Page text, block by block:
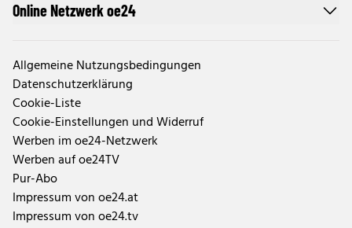
Online Netzwerk oe24
Allgemeine Nutzungsbedingungen
Datenschutzerklärung
Cookie-Liste
Cookie-Einstellungen und Widerruf
Werben im oe24-Netzwerk
Werben auf oe24TV
Pur-Abo
Impressum von oe24.at
Impressum von oe24.tv